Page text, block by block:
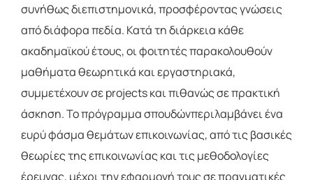
συνήθως διεπιστημονικά, προσφέροντας γνώσεις
από διάφορα πεδία. Κατά τη διάρκεια κάθε
ακαδημαϊκού έτους, οι φοιτητές παρακολουθούν
μαθήματα θεωρητικά και εργαστηριακά,
συμμετέχουν σε projects και πιθανώς σε πρακτική
άσκηση. Το πρόγραμμα σπουδώνπεριλαμβάνει ένα
ευρύ φάσμα θεμάτων επικοινωνίας, από τις βασικές
θεωρίες της επικοινωνίας και τις μεθοδολογίες
έρευνας, μέχρι την εφαρμογή τους σε πραγματικές